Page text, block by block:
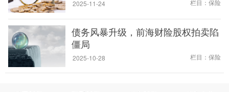
2025-11-24 栏目：保险
债务风暴升级，前海财险股权拍卖陷
僵局
2025-10-28 栏目：保险